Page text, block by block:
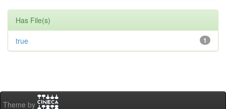
Has File(s)
1
true
Theme by